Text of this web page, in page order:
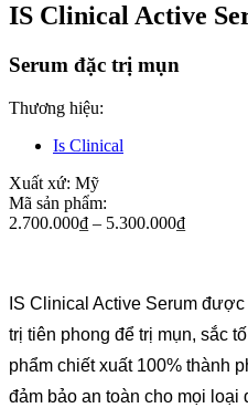
IS Clinical Active
Serum đặc trị mụn
Thương hiệu:
Is Clinical
Xuất xứ: Mỹ
Mã sản phẩm:
2.700.000₫ – 5.300.000₫
IS Clinical Active Serum
trị tiên phong để trị mụn, sắc
phẩm chiết xuất 100% thành
đảm bảo an toàn cho mọi loại